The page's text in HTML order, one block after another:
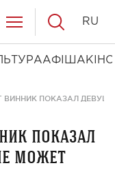
АФІША КІНО
RU
ВИННИК ПОКАЗАЛ
показал
может